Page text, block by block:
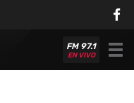
FM 97.1
EN VIVO